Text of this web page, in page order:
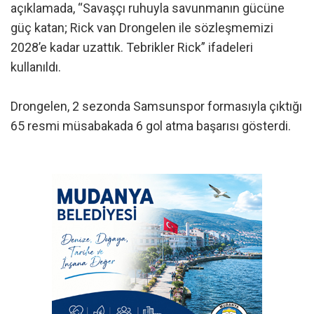
açıklamada, “Savaşçı ruhuyla savunmanın gücüne
güç katan; Rick van Drongelen ile sözleşmemizi
2028’e kadar uzattık. Tebrikler Rick” ifadeleri
kullanıldı.
Drongelen, 2 sezonda Samsunspor formasıyla çıktığı
65 resmi müsabakada 6 gol atma başarısı gösterdi.